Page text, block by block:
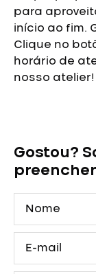
para
início ao fim.
Clique no
horário de
nosso atelier!
Preto
com
|
Arrivée
quantidade
Gostou?
mail